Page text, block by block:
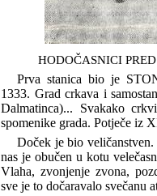
HODOČASNICI
Prva stanica bio je
1333. Grad crkava i
Dalmatinca)... Svakako
spomenike grada. Potječe iz
Doček je bio
nas je obučen u kotu
Vlaha, zvonjenje zvona,
sve je to dočaravalo svečanu